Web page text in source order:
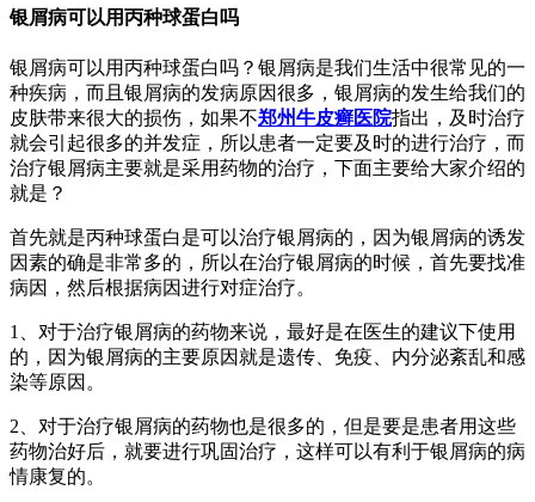
银屑病可以用丙种球蛋白吗
银屑病可以用丙种球蛋白吗？银屑病是我们生活中很常见的一
种疾病，而且银屑病的发病原因很多，银屑病的发生给我们的
皮肤带来很大的损伤，如果不郑州牛皮癣医院指出，及时治疗
就会引起很多的并发症，所以患者一定要及时的进行治疗，而
治疗银屑病主要就是采用药物的治疗，下面主要给大家介绍的
就是？
首先就是丙种球蛋白是可以治疗银屑病的，因为银屑病的诱发
因素的确是非常多的，所以在治疗银屑病的时候，首先要找准
病因，然后根据病因进行对症治疗。
1、对于治疗银屑病的药物来说，最好是在医生的建议下使用
的，因为银屑病的主要原因就是遗传、免疫、内分泌紊乱和感
染等原因。
2、对于治疗银屑病的药物也是很多的，但是要是患者用这些
药物治好后，就要进行巩固治疗，这样可以有利于银屑病的病
情康复的。